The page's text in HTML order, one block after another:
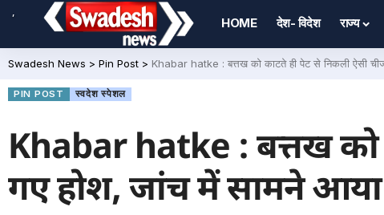
,
HOME देश- विदेश राज्य
Swadesh News > Pin Post > Khabar hatke : बत्तख को काटते ही पेट से निकली ऐसी
PIN POST स्वदेश स्पेशल
Khabar hatke : बत्तख को
गए होश, जांच में सामने